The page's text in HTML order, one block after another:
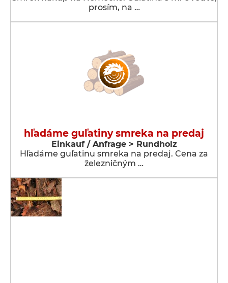
prosím, na …
hľadáme guľatiny smreka na predaj
Einkauf / Anfrage > Rundholz
Hľadáme guľatinu smreka na predaj. Cena za
železničným …